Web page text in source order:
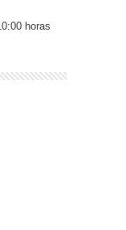
horas